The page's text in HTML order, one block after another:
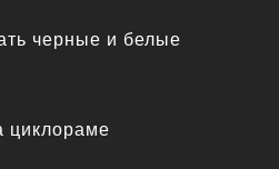
черные и белые
циклораме
портрета